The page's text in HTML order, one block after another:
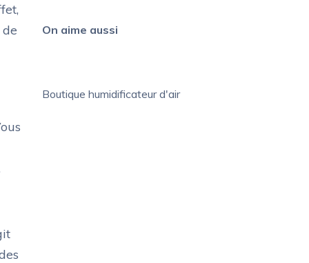
On aime aussi
Boutique humidificateur d'air